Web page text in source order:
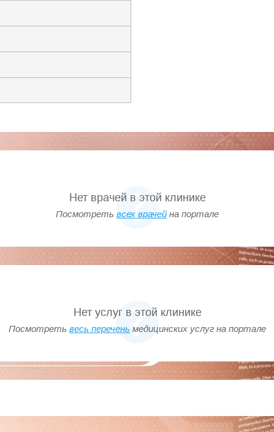
Нет врачей в этой клинике
Посмотреть всех врачей на портале
Нет услуг в этой клинике
Посмотреть весь перечень медицинских услуг на портале